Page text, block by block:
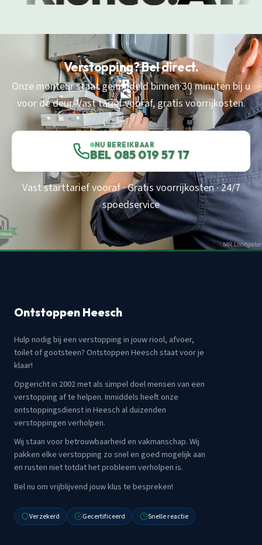
Verstopping? Bel direct.
Onze monteur staat gemiddeld binnen 30 minuten bij u
voor de deur. Vast tarief vooraf, gratis voorrijkosten.
NU BEREIKBAAR
BEL 085 019 57 17
Vast starttarief vooraf · Gratis voorrijkosten · 24/7
spoedservice
Ontstoppen Heesch
Hulp nodig bij een verstopping in jouw riool, afvoer,
toilet of gootsteen? Ontstoppen Heesch staat voor je
klaar!
Opgericht in 2002 met als simpel doel mensen van een
verstopping af te helpen. Inmiddels heeft onze
ontstoppingsdienst in Heesch al duizenden
verstoppingen verholpen.
Wij staan voor betrouwbaarheid en vakmanschap. Wij
pakken elke verstopping zo snel en goed mogelijk aan
en rusten niet totdat het probleem verholpen is.
Bel nu om vrijblijvend jouw klus te bespreken!
Verzekerd Gecertificeerd Snelle reactie